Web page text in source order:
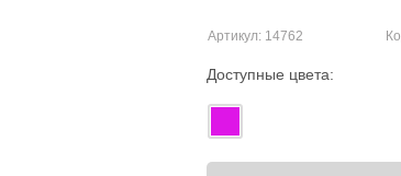
Артикул: 14762
Доступные цвета: